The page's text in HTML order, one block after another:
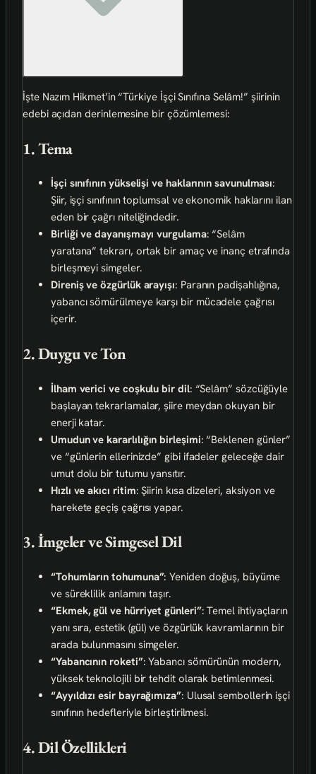
İşte Nazım Hikmet’in “Türkiye İşçi Sınıfına Selâm!” şiirinin
edebi açıdan derinlemesine bir çözümlemesi:
1. Tema
İşçi sınıfının yükselişi ve haklarının savunulması:
Şiir, işçi sınıfının toplumsal ve ekonomik haklarını ilan
eden bir çağrı niteliğindedir.
Birliği ve dayanışmayı vurgulama: “Selâm
yaratana” tekrarı, ortak bir amaç ve inanç etrafında
birleşmeyi simgeler.
Direniş ve özgürlük arayışı: Paranın padişahlığına,
yabancı sömürülmeye karşı bir mücadele çağrısı
içerir.
2. Duygu ve Ton
İlham verici ve coşkulu bir dil: “Selâm” sözcüğüyle
başlayan tekrarlamalar, şiire meydan okuyan bir
enerji katar.
Umudun ve kararlılığın birleşimi: “Beklenen günler”
ve “günlerin ellerinizde” gibi ifadeler geleceğe dair
umut dolu bir tutumu yansıtır.
Hızlı ve akıcı ritim: Şiirin kısa dizeleri, aksiyon ve
harekete geçiş çağrısı yapar.
3. İmgeler ve Simgesel Dil
“Tohumların tohumuna”: Yeniden doğuş, büyüme
ve süreklilik anlamını taşır.
“Ekmek, gül ve hürriyet günleri”: Temel ihtiyaçların
yanı sıra, estetik (gül) ve özgürlük kavramlarının bir
arada bulunmasını simgeler.
“Yabancının roketi”: Yabancı sömürünün modern,
yüksek teknolojili bir tehdit olarak betimlenmesi.
“Ayyıldızı esir bayrağımıza”: Ulusal sembollerin işçi
sınıfının hedefleriyle birleştirilmesi.
4. Dil Özellikleri